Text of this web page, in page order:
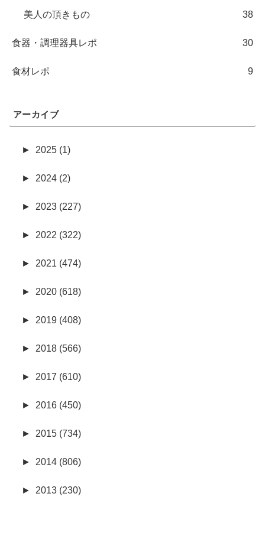
美人の頂きもの 38
食器・調理器具レポ 30
食材レポ 9
アーカイブ
► 2025 (1)
► 2024 (2)
► 2023 (227)
► 2022 (322)
► 2021 (474)
► 2020 (618)
► 2019 (408)
► 2018 (566)
► 2017 (610)
► 2016 (450)
► 2015 (734)
► 2014 (806)
► 2013 (230)